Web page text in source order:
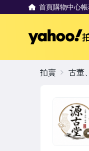
首頁購物中心
拍賣 古董